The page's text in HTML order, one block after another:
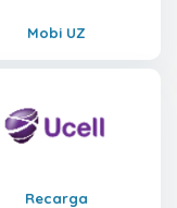
Mobi UZ
Recarga